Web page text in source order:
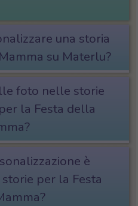
una storia
su Materlu?
foto nelle storie
la Festa della
è
per la Festa